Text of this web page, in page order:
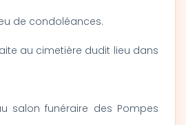
de condoléances.
au cimetière dudit lieu dans
salon funéraire des Pompes